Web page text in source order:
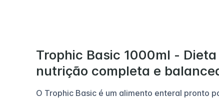
Trophic Basic 1000ml -
nutrição completa e
O Trophic Basic é um alimento enteral pronto